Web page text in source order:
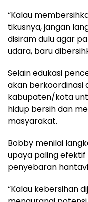
“Kalau
tikusnya, jangan
disiram dulu agar
udara, baru
Selain edukasi
akan berkoordinasi
kabupaten/kota
hidup bersih dan
masyarakat.
Bobby menilai
upaya paling
penyebaran
“Kalau kebersihan